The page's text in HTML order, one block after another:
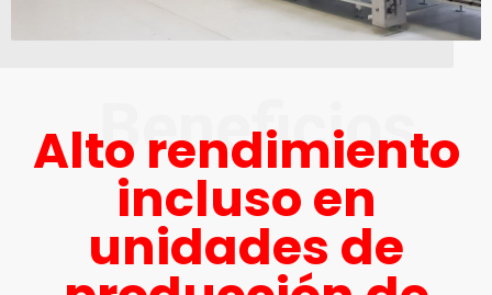
Beneficios
Alto rendimiento
incluso en
unidades de